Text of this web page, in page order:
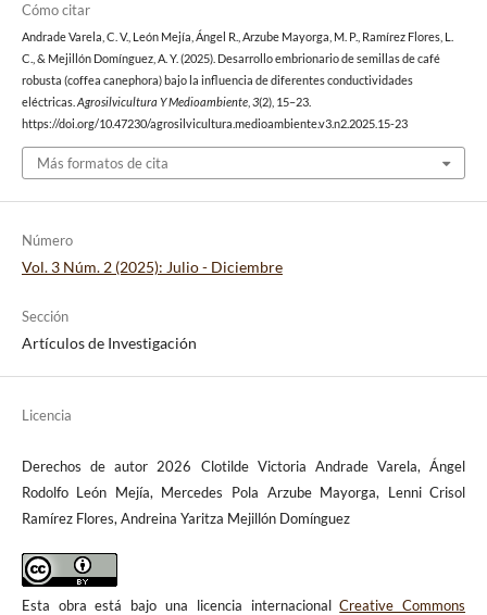
Cómo citar
Andrade Varela, C. V., León Mejía, Ángel R., Arzube Mayorga, M. P., Ramírez Flores, L.
C., & Mejillón Domínguez, A. Y. (2025). Desarrollo embrionario de semillas de café
robusta (coffea canephora) bajo la influencia de diferentes conductividades
eléctricas. Agrosilvicultura Y Medioambiente, 3(2), 15–23.
https://doi.org/10.47230/agrosilvicultura.medioambiente.v3.n2.2025.15-23
Más formatos de cita
Número
Vol. 3 Núm. 2 (2025): Julio - Diciembre
Sección
Artículos de Investigación
Licencia
Derechos de autor 2026 Clotilde Victoria Andrade Varela, Ángel
Rodolfo León Mejía, Mercedes Pola Arzube Mayorga, Lenni Crisol
Ramírez Flores, Andreina Yaritza Mejillón Domínguez
Esta obra está bajo una licencia internacionalCreative Commons